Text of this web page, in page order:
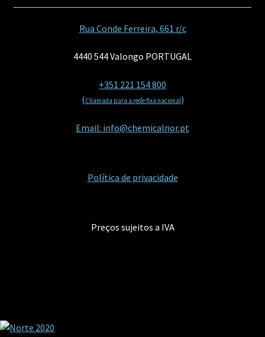
Rua Conde Ferreira, 661 r/c
4440 544 Valongo PORTUGAL
+351 221 154 800
(Chamada para a rede fixa nacional)
Email: info@chemicalnor.pt
Política de privacidade
Preços sujeitos a IVA